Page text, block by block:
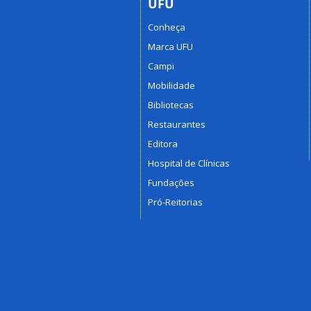
Conheça
Marca UFU
Campi
Mobilidade
Bibliotecas
Restaurantes
Editora
Hospital de Clínicas
Fundações
Pró-Reitorias